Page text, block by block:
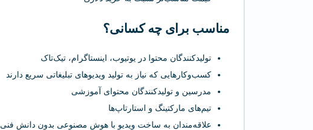
مناسب برای چه کسانی؟
تولیدکنندگان محتوا در یوتیوب، اینستاگرام، تیک‌تاک
کسب‌وکارهایی که نیاز به تولید ویدیوهای تبلیغاتی سریع دارند
مدرسین و تولیدکنندگان محتوای آموزشی
تیم‌های مارکتینگ و استارتاپ‌ها
علاقه‌مندان به ساخت ویدیو با هوش مصنوعی بدون دانش فنی